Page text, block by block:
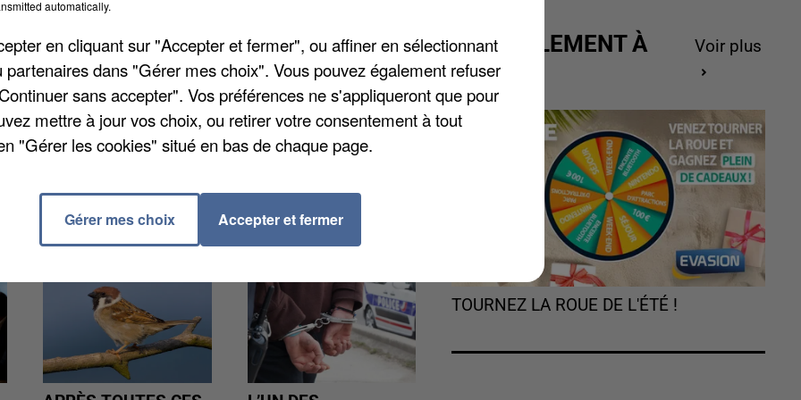
Jean-François Carenco vient de proposer
euros par mois pour les automobilistes du
Bailly-Romainvilliers Arnaud de Belenet qui y voit
exploitante de l'autoroute, mais aucun pour le
ACTUELLEMENT À
GAGNER
Voir plus
TOURNEZ LA ROUE DE L'ÉTÉ !
automatically.
en cliquant sur "Accepter et fermer", ou affiner en sélectionnant
partenaires dans "Gérer mes choix". Vous pouvez également refuser
sans accepter". Vos préférences ne s'appliqueront que pour
mettre à jour vos choix, ou retirer votre consentement à tout
"Gérer les cookies" situé en bas de chaque page.
Gérer mes choix Accepter et fermer